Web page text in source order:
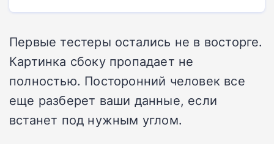
Первые тестеры остались не в восторге.
Картинка сбоку пропадает не
полностью. Посторонний человек все
еще разберет ваши данные, если
встанет под нужным углом.